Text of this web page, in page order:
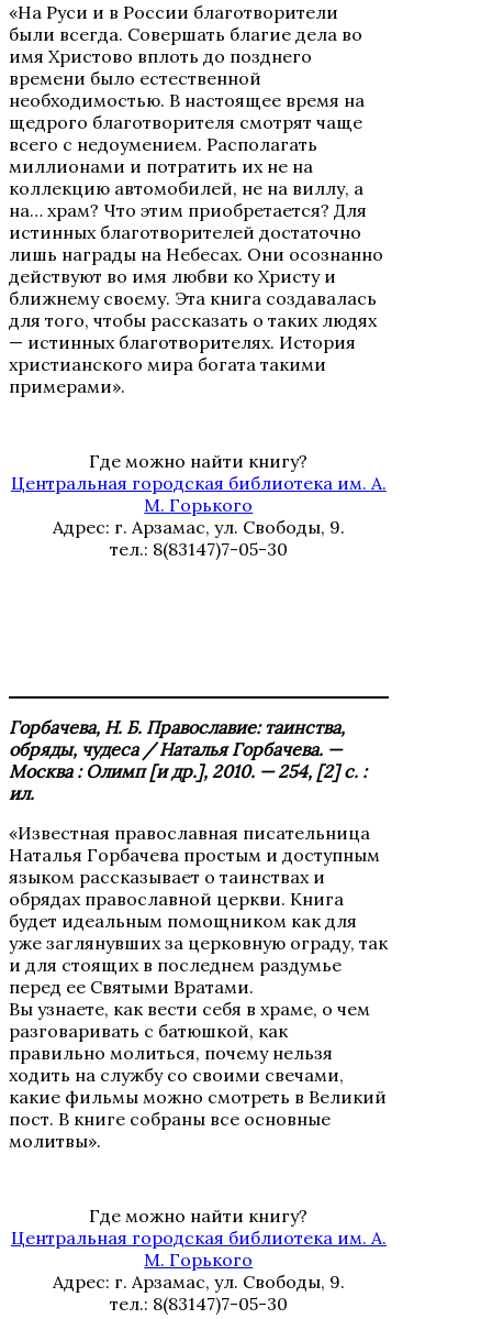
«На Руси и в России благотворители
были всегда. Совершать благие дела во
имя Христово вплоть до позднего
времени было естественной
необходимостью. В настоящее время на
щедрого благотворителя смотрят чаще
всего с недоумением. Располагать
миллионами и потратить их не на
коллекцию автомобилей, не на виллу, а
на… храм? Что этим приобретается? Для
истинных благотворителей достаточно
лишь награды на Небесах. Они осознанно
действуют во имя любви ко Христу и
ближнему своему. Эта книга создавалась
для того, чтобы рассказать о таких людях
— истинных благотворителях. История
христианского мира богата такими
примерами».
Где можно найти книгу?
Центральная городская библиотека им. А.
М. Горького
Адрес: г. Арзамас, ул. Свободы, 9.
тел.: 8(83147)7-05-30
Горбачева, Н. Б. Православие: таинства,
обряды, чудеса / Наталья Горбачева. —
Москва : Олимп [и др.], 2010. — 254, [2] с. :
ил.
«Известная православная писательница
Наталья Горбачева простым и доступным
языком рассказывает о таинствах и
обрядах православной церкви. Книга
будет идеальным помощником как для
уже заглянувших за церковную ограду, так
и для стоящих в последнем раздумье
перед ее Святыми Вратами.
Вы узнаете, как вести себя в храме, о чем
разговаривать с батюшкой, как
правильно молиться, почему нельзя
ходить на службу со своими свечами,
какие фильмы можно смотреть в Великий
пост. В книге собраны все основные
молитвы».
Где можно найти книгу?
Центральная городская библиотека им. А.
М. Горького
Адрес: г. Арзамас, ул. Свободы, 9.
тел.: 8(83147)7-05-30